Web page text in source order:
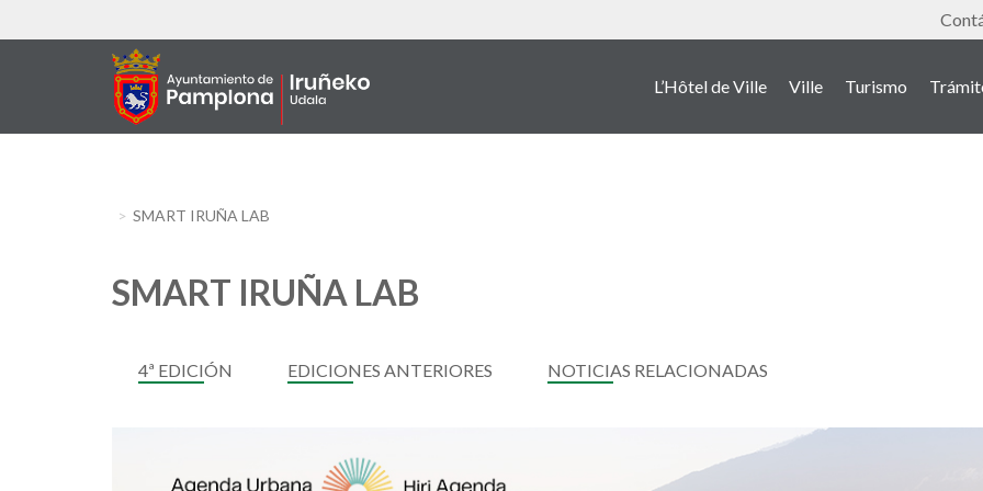
au
L’Hôtel de Ville Ville Turismo
SMART IRUÑA LAB
SMART IRUÑA LAB
4ª EDICIÓN EDICIONES ANTERIORES NOTICIAS RELACIONADAS